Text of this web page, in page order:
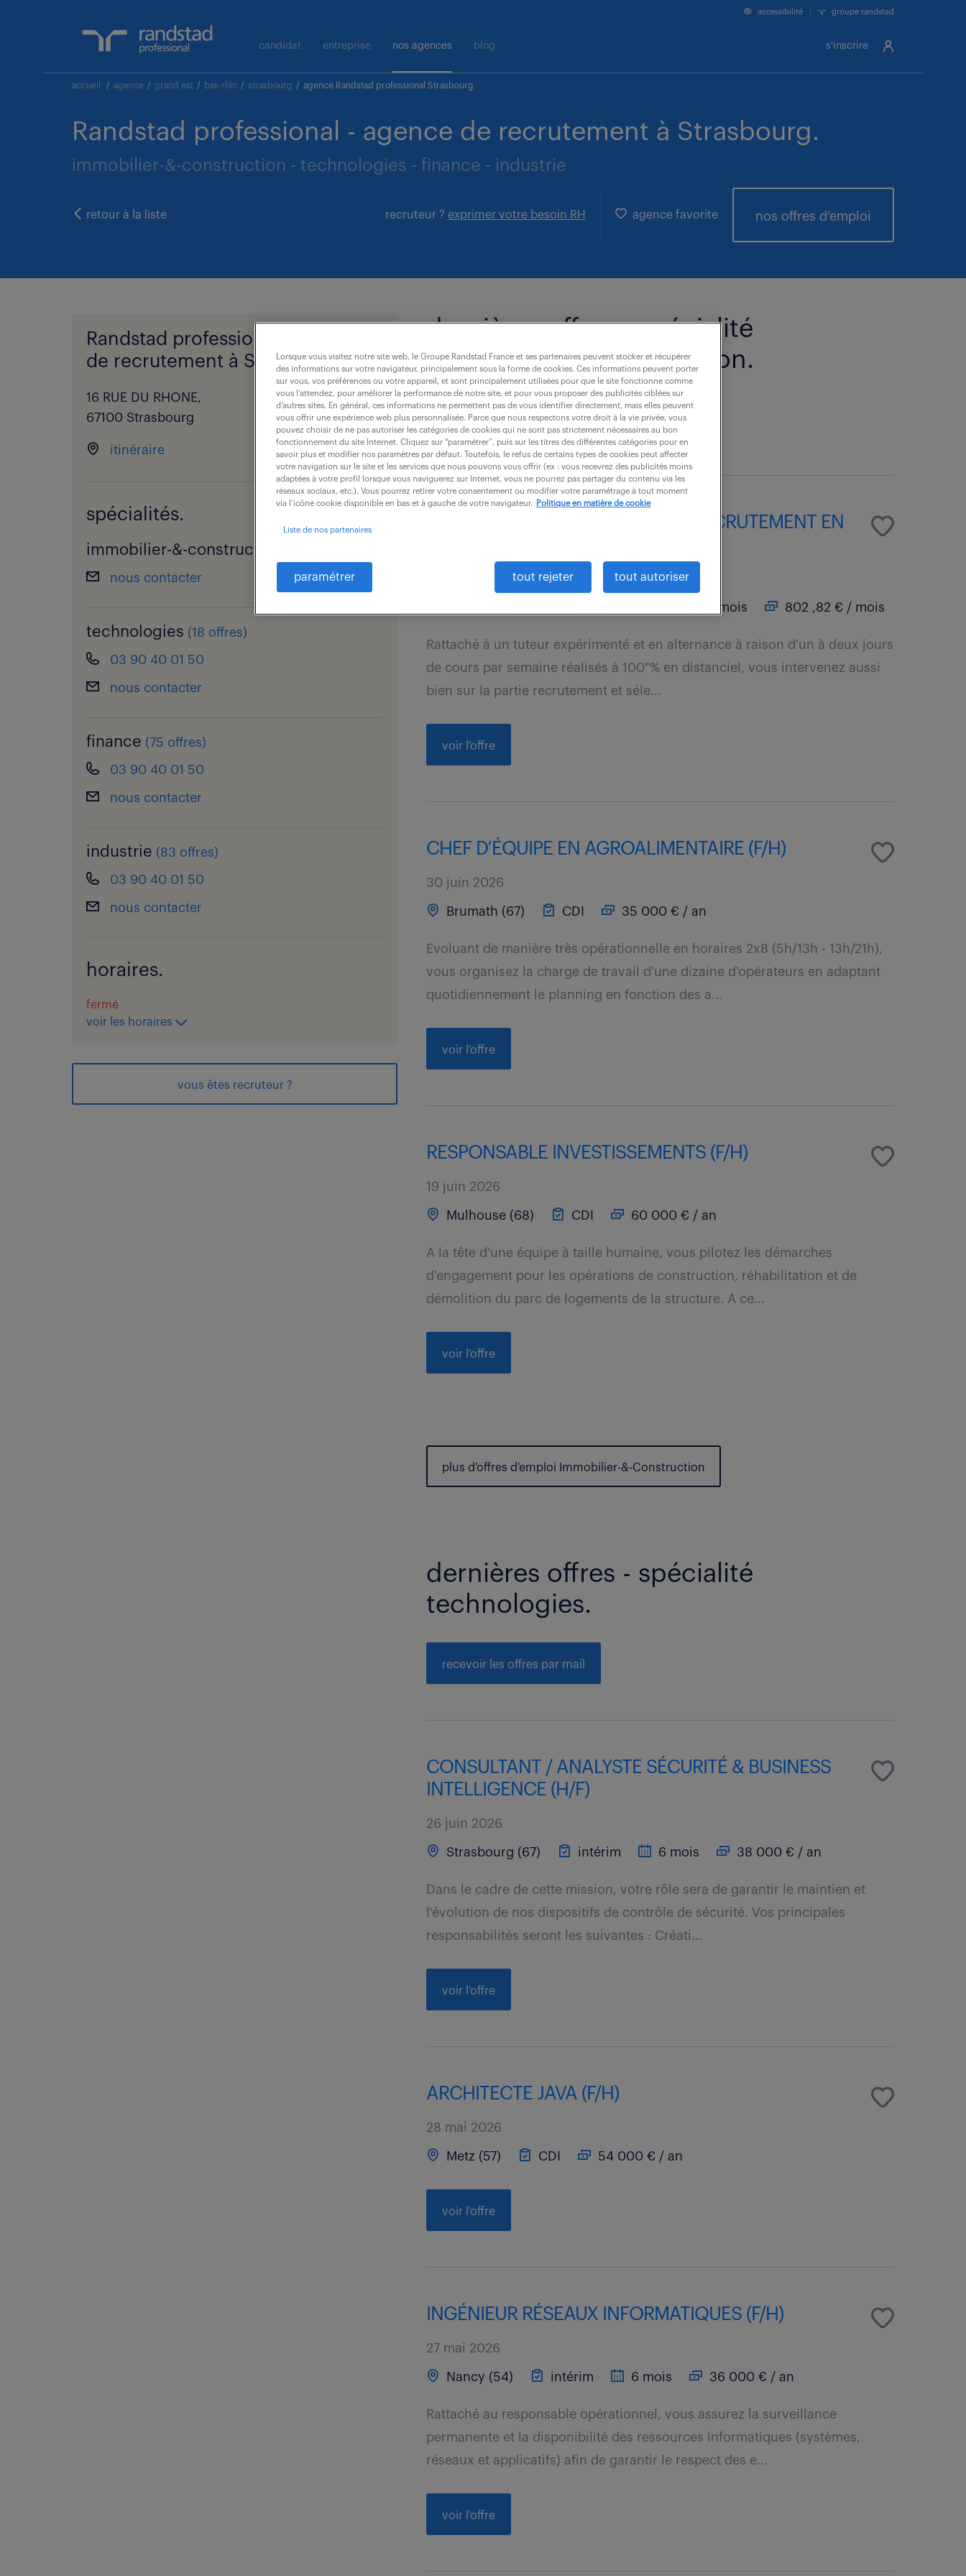
s'inscrire
accessibilité groupe randstad
candidat entreprise nos agences blog
accueil / agence / grand est / bas-rhin / strasbourg / agence Randstad professional Strasbourg
Randstad professional - agence de recrutement à Strasbourg.
immobilier-&-construction - technologies - finance - industrie
nos offres d'emploi
agence favorite
recruteur ? exprimer votre besoin RH
retour à la liste
Randstad professional - agence
de recrutement à Strasbourg.
16 RUE DU RHONE,
67100 Strasbourg
itinéraire
spécialités.
immobilier-&-construction
nous contacter
technologies (18 offres)
03 90 40 01 50
nous contacter
finance (75 offres)
03 90 40 01 50
nous contacter
industrie (83 offres)
03 90 40 01 50
nous contacter
horaires.
fermé
voir les horaires
vous êtes recruteur ?
dernières offres - spécialité
immobilier-&-construction.
recevoir les offres par mail
CONSULTANT COMMERCIAL ET RECRUTEMENT EN
16 mois 802 ,82 € / mois
Rattaché à un tuteur expérimenté et en alternance à raison d'un à deux jours
de cours par semaine réalisés à 100 % en distanciel, vous intervenez aussi
bien sur la partie recrutement et séle...
voir l'offre
CHEF D’ÉQUIPE EN AGROALIMENTAIRE (F/H)
30 juin 2026
Brumath (67) CDI 35 000 € / an
Evoluant de manière très opérationnelle en horaires 2x8 (5h/13h - 13h/21h),
vous organisez la charge de travail d'une dizaine d'opérateurs en adaptant
quotidiennement le planning en fonction des a...
voir l'offre
RESPONSABLE INVESTISSEMENTS (F/H)
19 juin 2026
Mulhouse (68) CDI 60 000 € / an
A la tête d'une équipe à taille humaine, vous pilotez les démarches
d'engagement pour les opérations de construction, réhabilitation et de
démolition du parc de logements de la structure. A ce...
voir l'offre
plus d'offres d'emploi Immobilier-&-Construction
dernières offres - spécialité
technologies.
recevoir les offres par mail
CONSULTANT / ANALYSTE SÉCURITÉ & BUSINESS
INTELLIGENCE (H/F)
26 juin 2026
Strasbourg (67) intérim 6 mois 38 000 € / an
Dans le cadre de cette mission, votre rôle sera de garantir le maintien et
l'évolution de nos dispositifs de contrôle de sécurité. Vos principales
responsabilités seront les suivantes : Créati...
voir l'offre
ARCHITECTE JAVA (F/H)
28 mai 2026
Metz (57) CDI 54 000 € / an
voir l'offre
INGÉNIEUR RÉSEAUX INFORMATIQUES (F/H)
27 mai 2026
Nancy (54) intérim 6 mois 36 000 € / an
Rattaché au responsable opérationnel, vous assurez la surveillance
permanente et la disponibilité des ressources informatiques (systèmes,
réseaux et applicatifs) afin de garantir le respect des e...
voir l'offre
Lorsque vous visitez notre site web, le Groupe Randstad France et ses partenaires peuvent stocker et récupérer
des informations sur votre navigateur, principalement sous la forme de cookies. Ces informations peuvent porter
sur vous, vos préférences ou votre appareil, et sont principalement utilisées pour que le site fonctionne comme
vous l’attendez, pour améliorer la performance de notre site, et pour vous proposer des publicités ciblées sur
d’autres sites. En général, ces informations ne permettent pas de vous identifier directement, mais elles peuvent
vous offrir une expérience web plus personnalisée. Parce que nous respectons votre droit à la vie privée, vous
pouvez choisir de ne pas autoriser les catégories de cookies qui ne sont pas strictement nécessaires au bon
fonctionnement du site Internet. Cliquez sur “paramétrer”, puis sur les titres des différentes catégories pour en
savoir plus et modifier nos paramètres par défaut. Toutefois, le refus de certains types de cookies peut affecter
votre navigation sur le site et les services que nous pouvons vous offrir (ex : vous recevrez des publicités moins
adaptées à votre profil lorsque vous naviguerez sur Internet, vous ne pourrez pas partager du contenu via les
réseaux sociaux, etc.). Vous pourrez retirer votre consentement ou modifier votre paramétrage à tout moment
via l’icône cookie disponible en bas et à gauche de votre navigateur.
Politique en matière de cookie
Liste de nos partenaires
paramétrer tout rejeter tout autoriser